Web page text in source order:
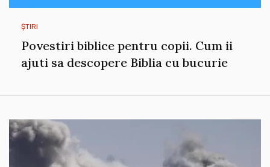
ȘTIRI
Povestiri biblice pentru copii. Cum ii
ajuti sa descopere Biblia cu bucurie